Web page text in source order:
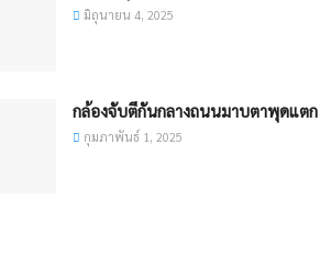
มิถุนายน 4, 2025
กล้องจับตีกันกลางถนนมาบตาพุดแตก
กุมภาพันธ์ 1, 2025